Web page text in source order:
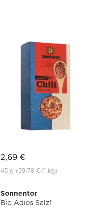
2,69 €
45 g (59,78 €/1 kg)
Sonnentor
Bio Adios Salz!